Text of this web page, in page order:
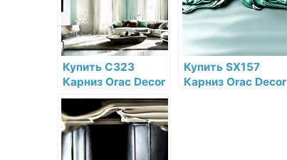
Купить C323
Карниз Orac Decor
Полиуретан Orac
Decor по низкой
цене в интернет-
магазине
Купить SX157
Карниз Orac Decor